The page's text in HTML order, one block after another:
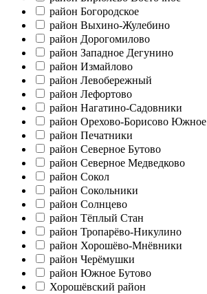
район Богородское
район Выхино-Жулебино
район Дорогомилово
район Западное Дегунино
район Измайлово
район Левобережный
район Лефортово
район Нагатино-Садовники
район Орехово-Борисово Южное
район Печатники
район Северное Бутово
район Северное Медведково
район Сокол
район Сокольники
район Солнцево
район Тёплый Стан
район Тропарёво-Никулино
район Хорошёво-Мнёвники
район Черёмушки
район Южное Бутово
Хорошёвский район